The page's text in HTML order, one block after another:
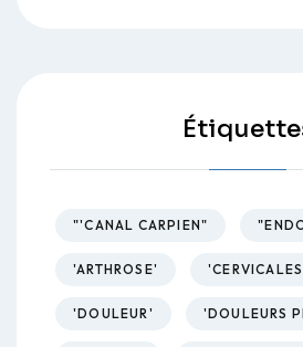
"'CANAL CARPIEN"
'ARTHROSE'
'DOULEUR' 'DOULEURS